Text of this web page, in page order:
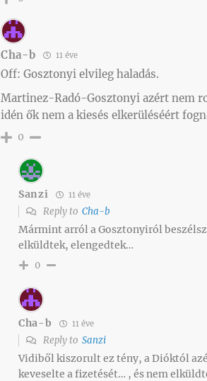
Cha-b 11 éve
Off: Gosztonyi elvileg haladás.
Martinez-Radó-Gosztonyi azért nem
idén ők nem a kiesés elkerüléséért
0
Sanzi 11 éve
Reply to Cha-b
Mármint arról a Gosztonyiról
elküldtek, elengedtek…
0
Cha-b 11 éve
Reply to Sanzi
Vidiből kiszorult ez tény, a Dióktól
keveselte a fizetését… , és nem